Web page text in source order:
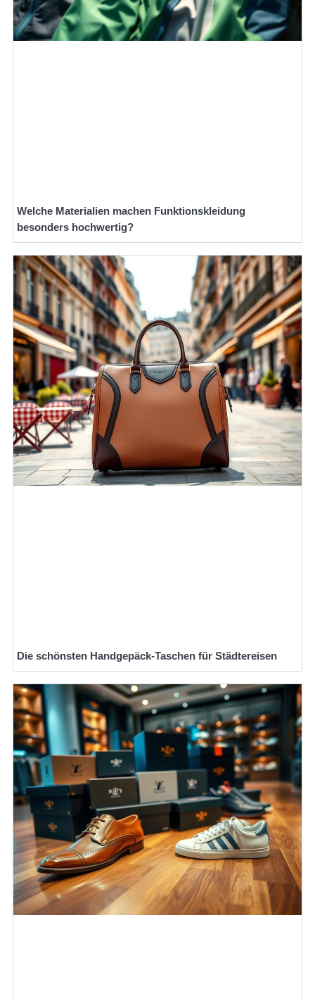
Welche Materialien machen Funktionskleidung
besonders hochwertig?
Die schönsten Handgepäck-Taschen für Städtereisen